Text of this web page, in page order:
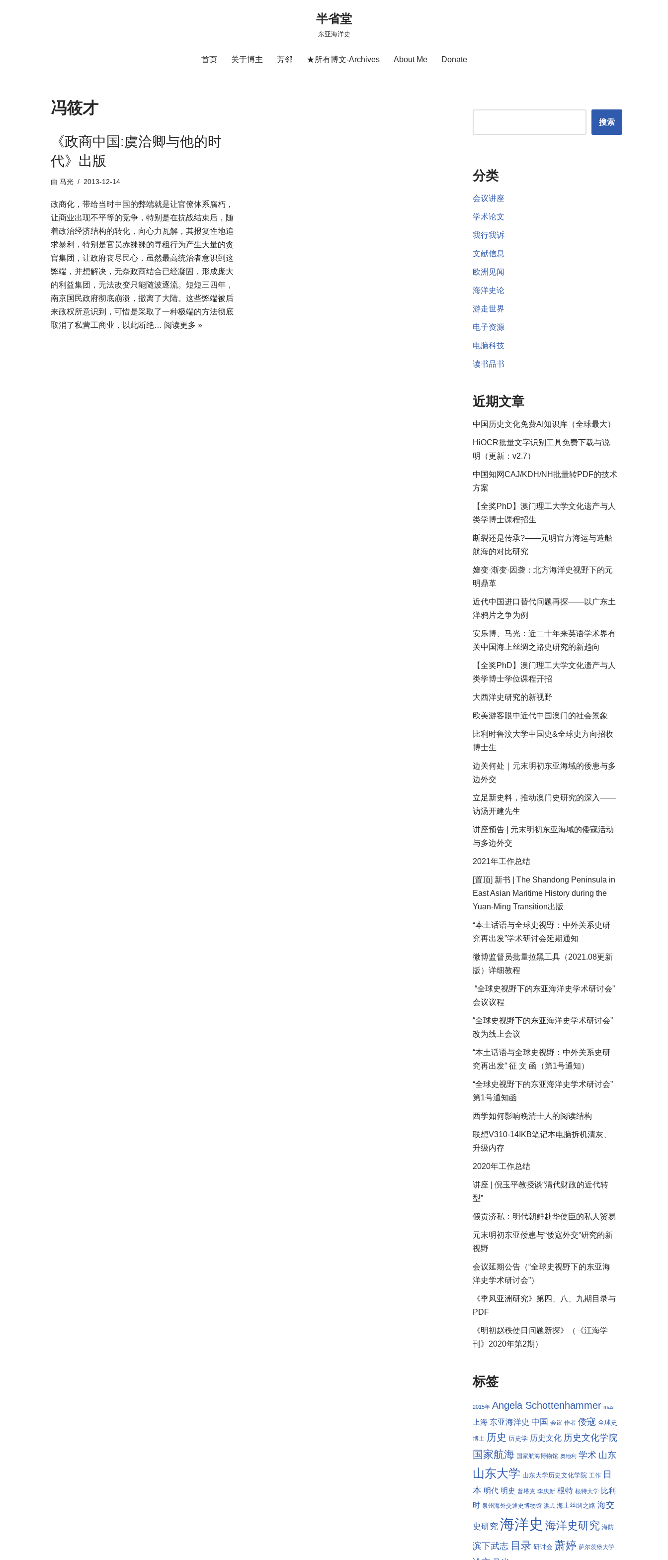
半省堂
东亚海洋史
首页 关于博主 芳邻 ★所有博文-Archives About Me Donate
冯筱才
《政商中国:虞洽卿与他的时
代》出版
由 马光 2013-12-14
政商化，带给当时中国的弊端就是让官僚体系腐朽，
让商业出现不平等的竞争，特别是在抗战结束后，随
着政治经济结构的转化，向心力瓦解，其报复性地追
求暴利，特别是官员赤裸裸的寻租行为产生大量的贪
官集团，让政府丧尽民心，虽然最高统治者意识到这
弊端，并想解决，无奈政商结合已经凝固，形成庞大
的利益集团，无法改变只能随波逐流。短短三四年，
南京国民政府彻底崩溃，撤离了大陆。这些弊端被后
来政权所意识到，可惜是采取了一种极端的方法彻底
取消了私营工商业，以此断绝… 阅读更多 »
搜索
分类
会议讲座
学术论文
我行我诉
文献信息
欧洲见闻
海洋史论
游走世界
电子资源
电脑科技
读书品书
近期文章
中国历史文化免费AI知识库（全球最大）
HiOCR批量文字识别工具免费下载与说
明（更新：v2.7）
中国知网CAJ/KDH/NH批量转PDF的技术
方案
【全奖PhD】澳门理工大学文化遗产与人
类学博士课程招生
断裂还是传承?——元明官方海运与造船
航海的对比研究
嬗变·渐变·因袭：北方海洋史视野下的元
明鼎革
近代中国进口替代问题再探——以广东土
洋鸦片之争为例
安乐博、马光：近二十年来英语学术界有
关中国海上丝绸之路史研究的新趋向
【全奖PhD】澳门理工大学文化遗产与人
类学博士学位课程开招
大西洋史研究的新视野
欧美游客眼中近代中国澳门的社会景象
比利时鲁汶大学中国史&全球史方向招收
博士生
边关何处｜元末明初东亚海域的倭患与多
边外交
立足新史料，推动澳门史研究的深入——
访汤开建先生
讲座预告 | 元末明初东亚海域的倭寇活动
与多边外交
2021年工作总结
[置顶] 新书 | The Shandong Peninsula in
East Asian Maritime History during the
Yuan-Ming Transition出版
“本土话语与全球史视野：中外关系史研
究再出发”学术研讨会延期通知
微博监督员批量拉黑工具（2021.08更新
版）详细教程
“全球史视野下的东亚海洋史学术研讨会”
会议议程
“全球史视野下的东亚海洋史学术研讨会”
改为线上会议
“本土话语与全球史视野：中外关系史研
究再出发” 征 文 函（第1号通知）
“全球史视野下的东亚海洋史学术研讨会”
第1号通知函
西学如何影响晚清士人的阅读结构
联想V310-14IKB笔记本电脑拆机清灰、
升级内存
2020年工作总结
讲座 | 倪玉平教授谈“清代财政的近代转
型”
假贡济私：明代朝鲜赴华使臣的私人贸易
元末明初东亚倭患与“倭寇外交”研究的新
视野
会议延期公告（“全球史视野下的东亚海
洋史学术研讨会”）
《季风亚洲研究》第四、八、九期目录与
PDF
《明初赵秩使日问题新探》（《江海学
刊》2020年第2期）
标签
2015年 Angela Schottenhammer mas
上海 东亚海洋史 中国 会议 作者 倭寇 全球史
博士 历史 历史学 历史文化 历史文化学院
国家航海 国家航海博物馆 奥地利 学术 山东
山东大学 山东大学历史文化学院 工作 日
本 明代 明史 普塔克 李庆新 根特 根特大学 比利
时 泉州海外交通史博物馆 洪武 海上丝绸之路 海交
史研究 海洋史 海洋史研究 海防
滨下武志 目录 研讨会 萧婷 萨尔茨堡大学